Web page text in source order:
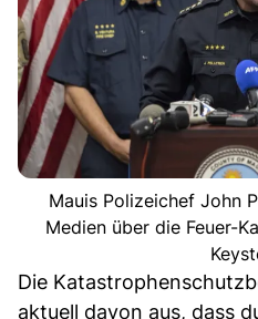
Mauis Polizeichef John
Medien über die Feuer-
Die
aktuell davon aus, dass